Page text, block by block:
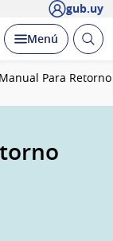
gub.uy
Desplegar
Menú Abrir
Manual Para Retorno